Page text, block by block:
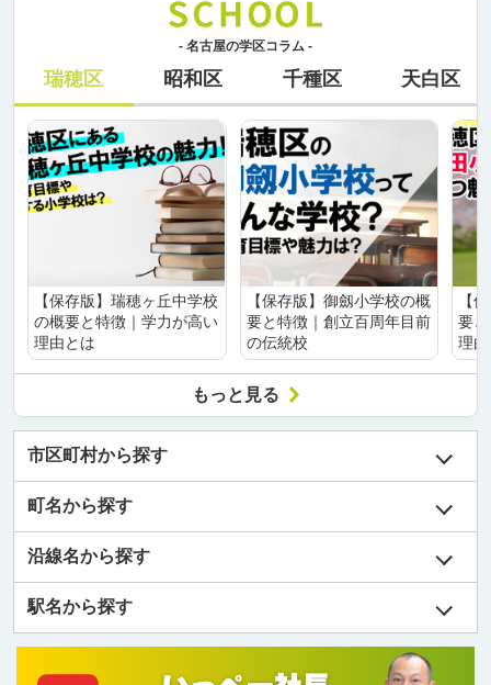
- 名古屋の学区コラム -
瑞穂区 昭和区 千種区 天白区
【保存版】瑞穂ヶ丘中学校
の概要と特徴｜学力が高い
理由とは
【保存版】御劔小学校の概
要と特徴｜創立百周年目前
の伝統校
【
要
理
もっと見る
市区町村から探す
町名から探す
沿線名から探す
駅名から探す